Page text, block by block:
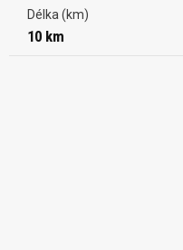
Délka (km)
10 km